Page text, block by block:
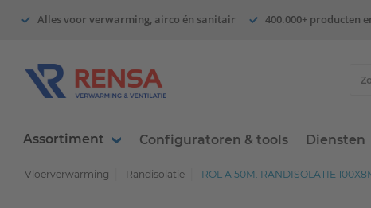
Alles voor verwarming, airco én sanitair 400.000+ producten
Assortiment Configuratoren & tools Diensten
Vloerverwarming Randisolatie ROL A 50M. RANDISOLATIE